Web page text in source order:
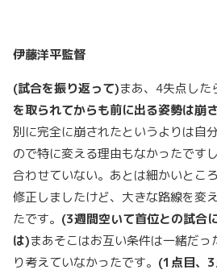
伊藤洋平監督
(試合を振り返って)まあ、4失点した
を取られてからも前に出る姿勢は崩
別に完全に崩されたというよりは自
ので特に変える理由もなかったです
合わせていない。あとは細かいとこ
修正しましたけど、大きな路線を変
たです。 (3週間空いて首位との試合
は)まあそこはお互い条件は一緒だ
り考えていなかったです。 (1 点目、3